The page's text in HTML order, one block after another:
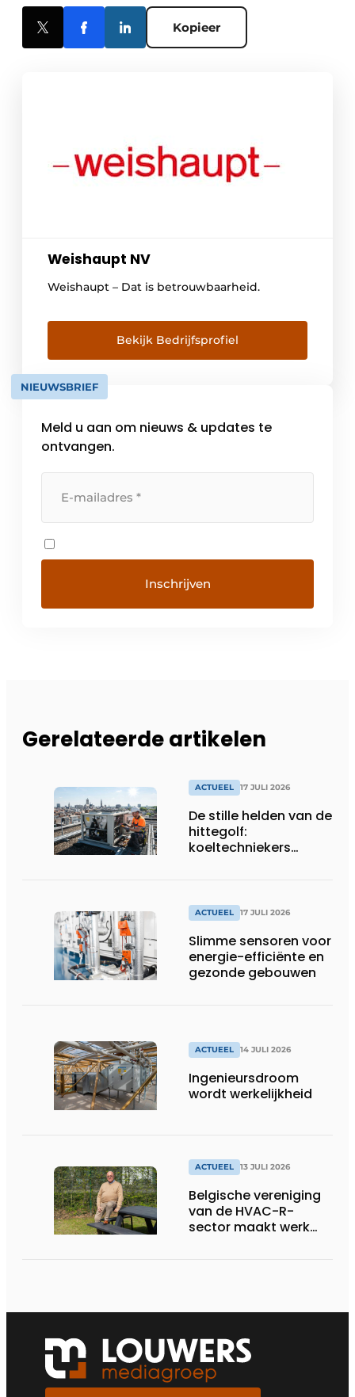
Kopieer
Weishaupt NV
Weishaupt – Dat is betrouwbaarheid.
Bekijk Bedrijfsprofiel
NIEUWSBRIEF
Meld u aan om nieuws & updates te
ontvangen.
Gerelateerde artikelen
ACTUEEL 17 JULI 2026
De stille helden van de
hittegolf:
koeltechniekers
productiebedrijven
draaiende
ACTUEEL 17 JULI 2026
Slimme sensoren voor
energie-efficiënte en
gezonde gebouwen
ACTUEEL 14 JULI 2026
Ingenieursdroom
wordt werkelijkheid
ACTUEEL 13 JULI 2026
Belgische vereniging
van de HVAC-R-
sector maakt werk